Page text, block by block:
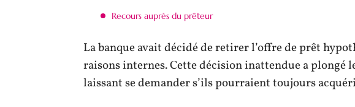
Recours auprès du prêteur
La banque avait décidé de retirer l’offre de prêt
raisons internes. Cette décision inattendue a plongé
laissant se demander s’ils pourraient toujours